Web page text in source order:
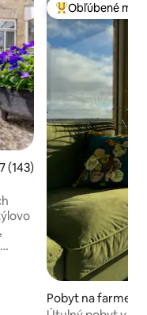
ohodnotenie 4,87 z
(143)
Najobľúbenejšie
Obľúbené
Pobyt na farme v